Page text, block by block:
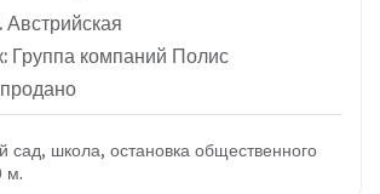
Австрийская
Группа компаний Полис
сад, школа, остановка общественного
м.